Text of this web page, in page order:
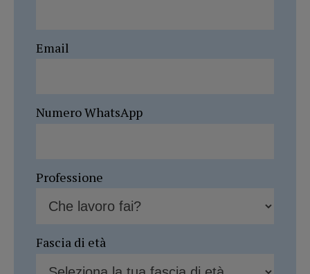
Email
Numero WhatsApp
Professione
Fascia di età